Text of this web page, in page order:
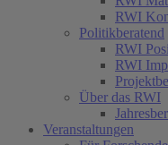
RWI
Politikberatend
RWI
RWI
Über das RWI
Veranstaltungen